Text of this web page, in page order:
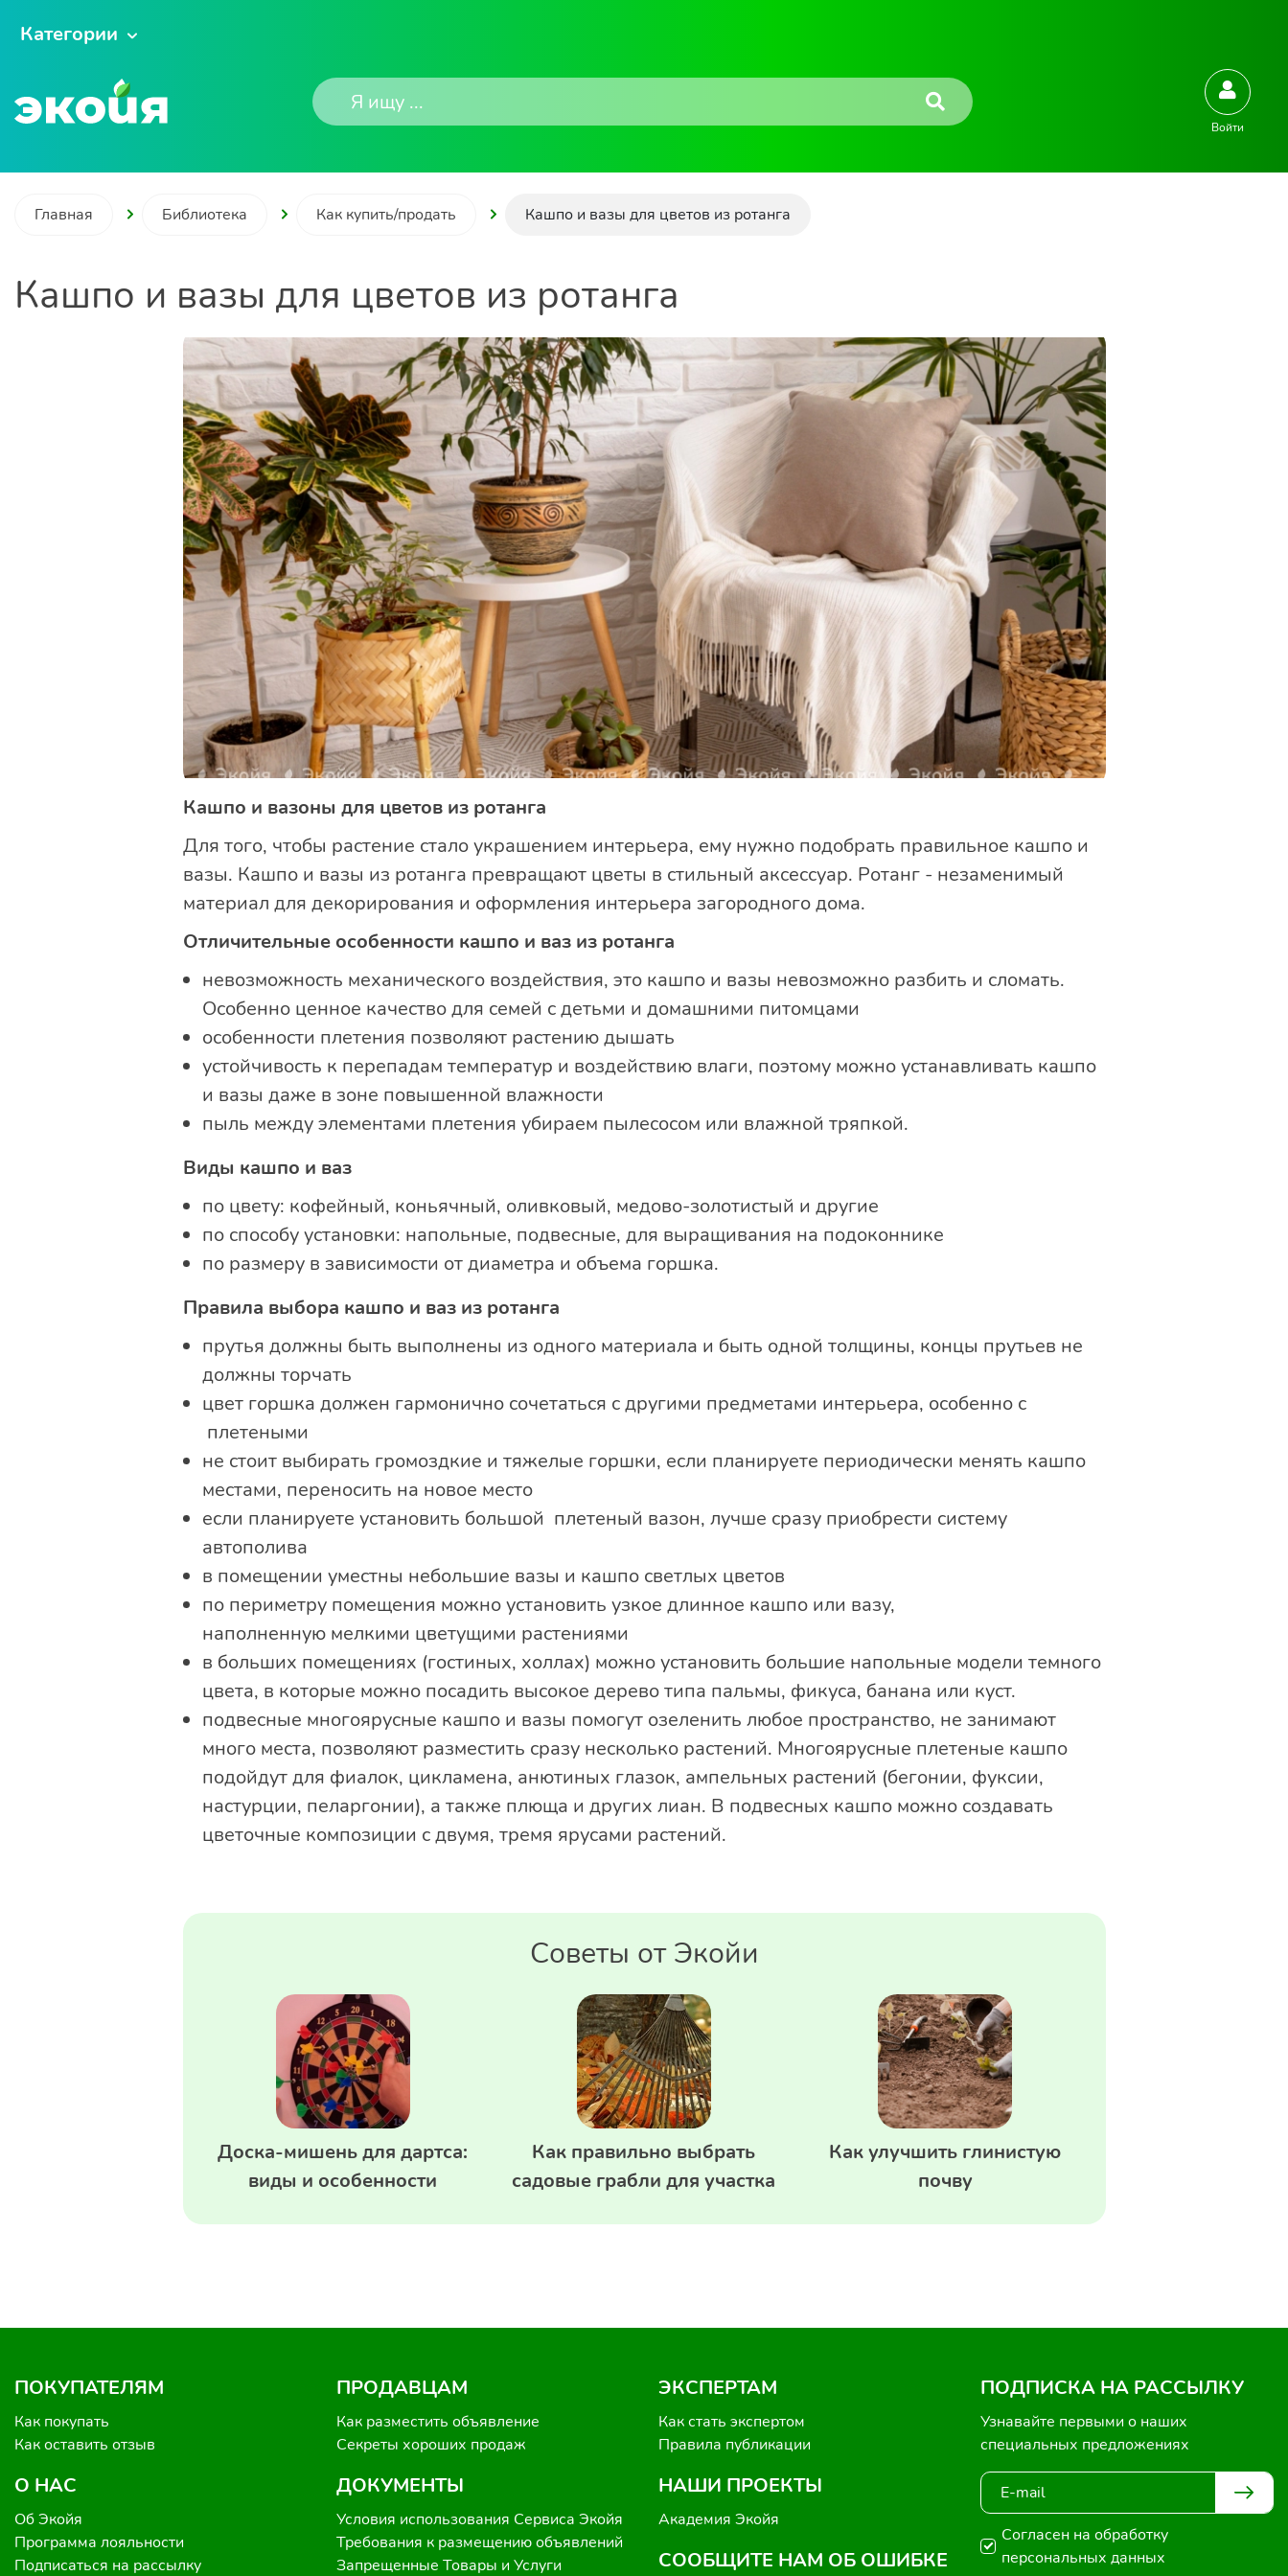
Категории
Войти
Главная Библиотека Как купить/продать Кашпо и вазы для цветов из ротанга
Кашпо и вазы для цветов из ротанга
Кашпо и вазоны для цветов из ротанга
Для того, чтобы растение стало украшением интерьера, ему нужно подобрать правильное кашпо и
вазы. Кашпо и вазы из ротанга превращают цветы в стильный аксессуар. Ротанг - незаменимый
материал для декорирования и оформления интерьера загородного дома.
Отличительные особенности кашпо и ваз из ротанга
невозможность механического воздействия, это кашпо и вазы невозможно разбить и сломать.
Особенно ценное качество для семей с детьми и домашними питомцами
особенности плетения позволяют растению дышать
устойчивость к перепадам температур и воздействию влаги, поэтому можно устанавливать кашпо
и вазы даже в зоне повышенной влажности
пыль между элементами плетения убираем пылесосом или влажной тряпкой.
Виды кашпо и ваз
по цвету: кофейный, коньячный, оливковый, медово-золотистый и другие
по способу установки: напольные, подвесные, для выращивания на подоконнике
по размеру в зависимости от диаметра и объема горшка.
Правила выбора кашпо и ваз из ротанга
прутья должны быть выполнены из одного материала и быть одной толщины, концы прутьев не
должны торчать
цвет горшка должен гармонично сочетаться с другими предметами интерьера, особенно с
плетеными
не стоит выбирать громоздкие и тяжелые горшки, если планируете периодически менять кашпо
местами, переносить на новое место
если планируете установить большой плетеный вазон, лучше сразу приобрести систему
автополива
в помещении уместны небольшие вазы и кашпо светлых цветов
по периметру помещения можно установить узкое длинное кашпо или вазу,
наполненную мелкими цветущими растениями
в больших помещениях (гостиных, холлах) можно установить большие напольные модели темного
цвета, в которые можно посадить высокое дерево типа пальмы, фикуса, банана или куст.
подвесные многоярусные кашпо и вазы помогут озеленить любое пространство, не занимают
много места, позволяют разместить сразу несколько растений. Многоярусные плетеные кашпо
подойдут для фиалок, цикламена, анютиных глазок, ампельных растений (бегонии, фуксии,
настурции, пеларгонии), а также плюща и других лиан. В подвесных кашпо можно создавать
цветочные композиции с двумя, тремя ярусами растений.
Советы от Экойи
Доска-мишень для дартса:
виды и особенности
Как правильно выбрать
садовые грабли для участка
Как улучшить глинистую
почву
ПОКУПАТЕЛЯМ
Как покупать
Как оставить отзыв
О НАС
Об Экойя
Программа лояльности
Подписаться на рассылку
ПРОДАВЦАМ
Как разместить объявление
Секреты хороших продаж
ДОКУМЕНТЫ
Условия использования Сервиса Экойя
Требования к размещению объявлений
Запрещенные Товары и Услуги
ЭКСПЕРТАМ
Как стать экспертом
Правила публикации
НАШИ ПРОЕКТЫ
Академия Экойя
СООБЩИТЕ НАМ ОБ ОШИБКЕ
ПОДПИСКА НА РАССЫЛКУ
Узнавайте первыми о наших
специальных предложениях
Согласен на обработку
персональных данных